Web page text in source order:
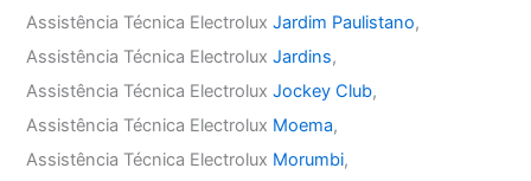
Assistência Técnica ElectroluxJardim Paulistano,
Assistência Técnica ElectroluxJardins,
Assistência Técnica ElectroluxJockey Club,
Assistência Técnica Electrolux Moema,
Assistência Técnica Electrolux Morumbi,